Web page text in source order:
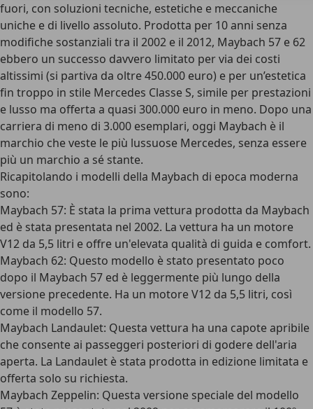
fuori, con soluzioni tecniche, estetiche e meccaniche
uniche e di livello assoluto. Prodotta per 10 anni senza
modifiche sostanziali tra il 2002 e il 2012, Maybach 57 e 62
ebbero un successo davvero limitato per via dei costi
altissimi (si partiva da oltre 450.000 euro) e per un’estetica
fin troppo in stile Mercedes Classe S, simile per prestazioni
e lusso ma offerta a quasi 300.000 euro in meno. Dopo una
carriera di meno di 3.000 esemplari, oggi Maybach è il
marchio che veste le più lussuose Mercedes, senza essere
più un marchio a sé stante.
Ricapitolando i modelli della Maybach di epoca moderna
sono:
Maybach 57: È stata la prima vettura prodotta da Maybach
ed è stata presentata nel 2002. La vettura ha un motore
V12 da 5,5 litri e offre un'elevata qualità di guida e comfort.
Maybach 62: Questo modello è stato presentato poco
dopo il Maybach 57 ed è leggermente più lungo della
versione precedente. Ha un motore V12 da 5,5 litri, così
come il modello 57.
Maybach Landaulet: Questa vettura ha una capote apribile
che consente ai passeggeri posteriori di godere dell'aria
aperta. La Landaulet è stata prodotta in edizione limitata e
offerta solo su richiesta.
Maybach Zeppelin: Questa versione speciale del modello